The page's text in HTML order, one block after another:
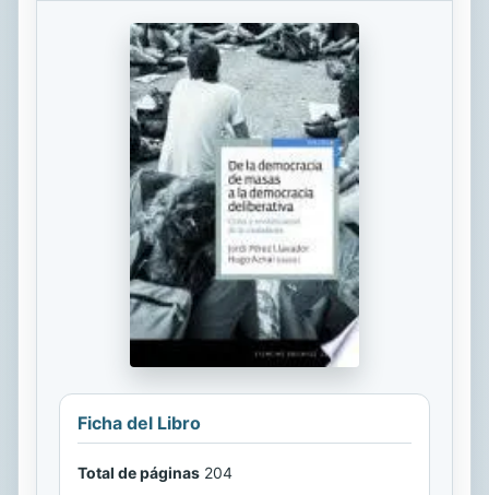
Ficha del Libro
Total de páginas 204